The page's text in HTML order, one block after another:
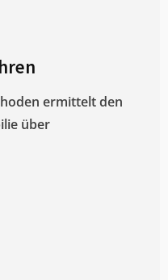
ermittelt den
über